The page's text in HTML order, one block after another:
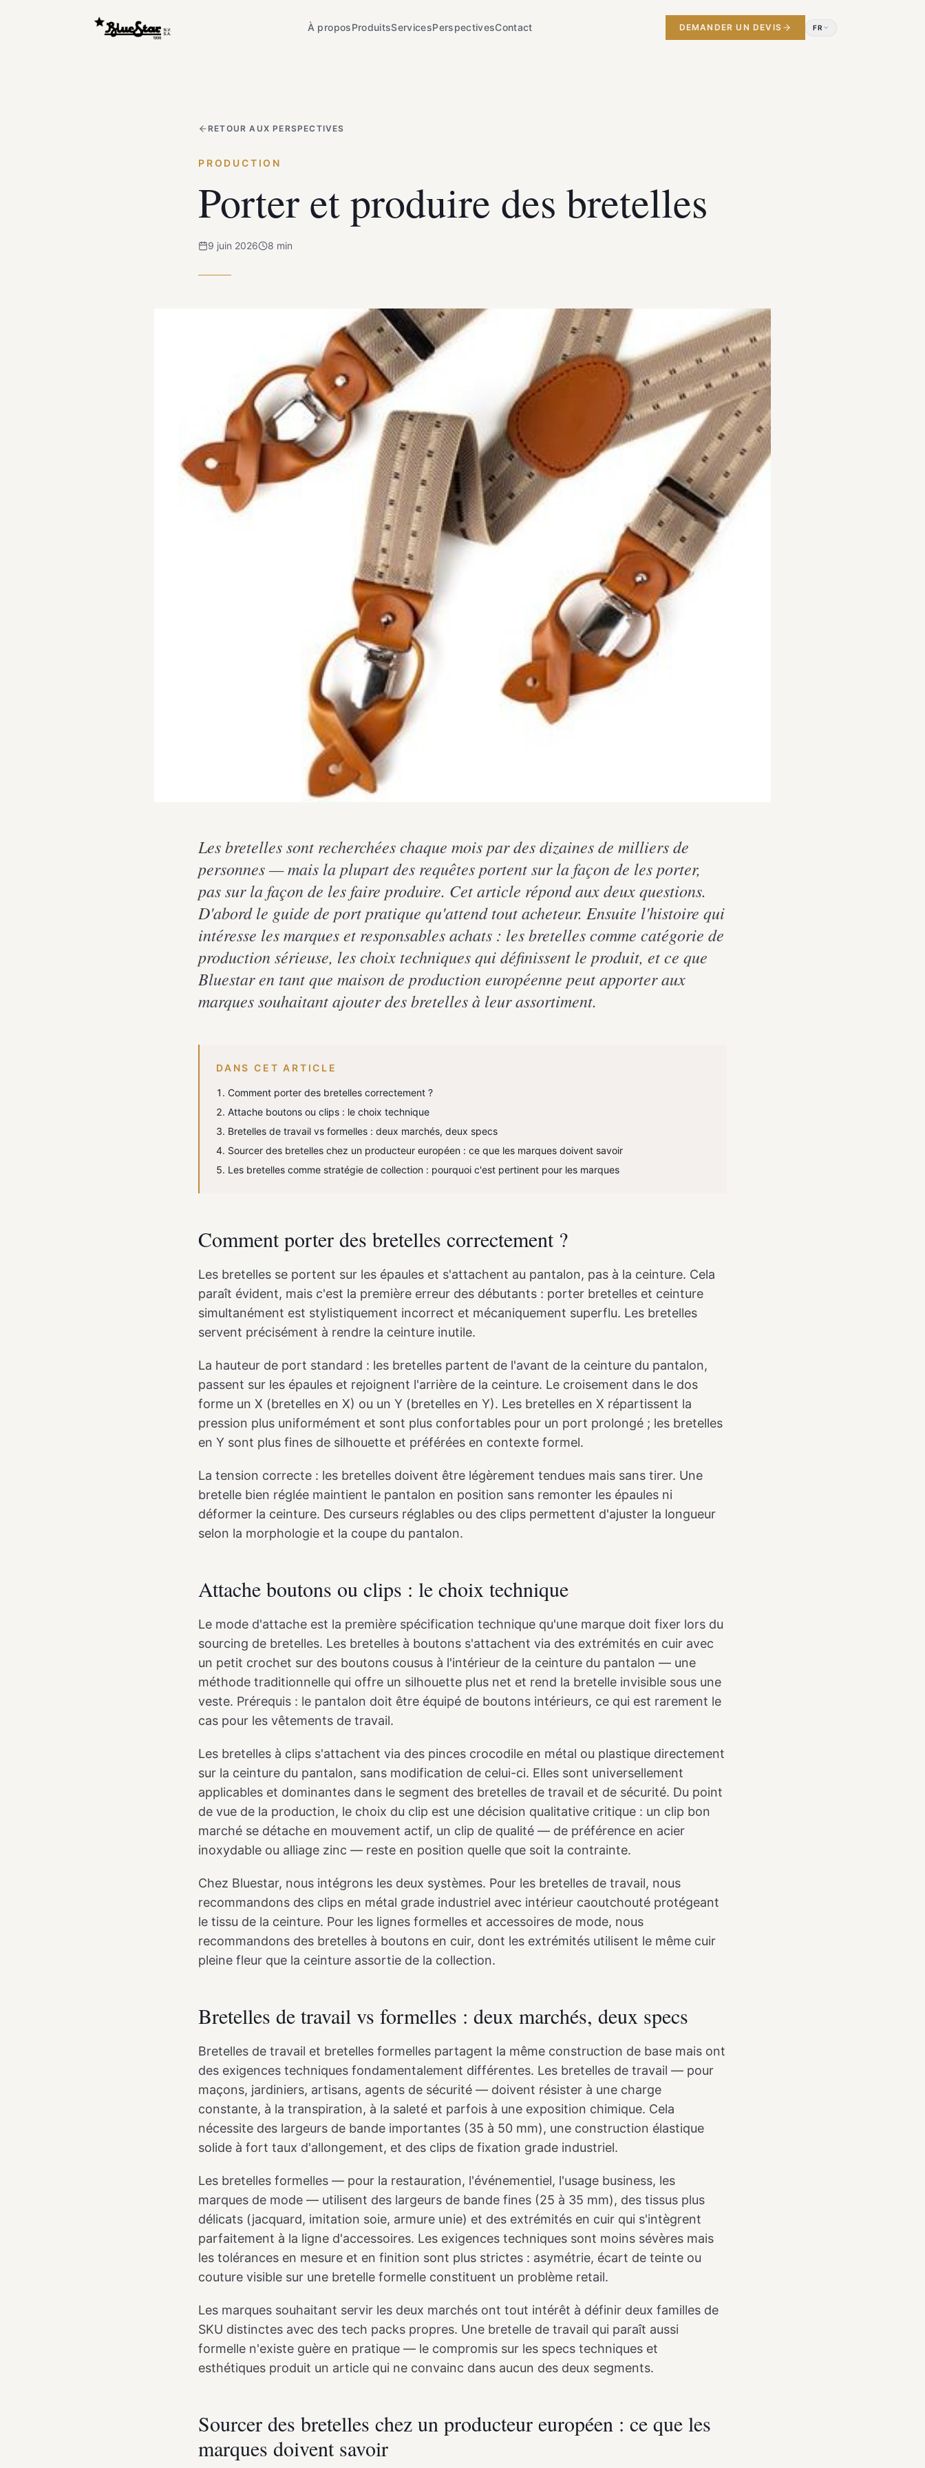
À proposProduitsServicesPerspectivesContact DEMANDER UN DEVIS FR
RETOUR AUX PERSPECTIVES
PRODUCTION
Porter et produire des bretelles
9 juin 2026 8 min
Les bretelles sont recherchées chaque mois par des dizaines de milliers de
personnes — mais la plupart des requêtes portent sur la façon de les porter,
pas sur la façon de les faire produire. Cet article répond aux deux questions.
D'abord le guide de port pratique qu'attend tout acheteur. Ensuite l'histoire qui
intéresse les marques et responsables achats : les bretelles comme catégorie de
production sérieuse, les choix techniques qui définissent le produit, et ce que
Bluestar en tant que maison de production européenne peut apporter aux
marques souhaitant ajouter des bretelles à leur assortiment.
DANS CET ARTICLE
Comment porter des bretelles correctement ?
Attache boutons ou clips : le choix technique
Bretelles de travail vs formelles : deux marchés, deux specs
Sourcer des bretelles chez un producteur européen : ce que les marques doivent savoir
Les bretelles comme stratégie de collection : pourquoi c'est pertinent pour les marques
Comment porter des bretelles correctement ?
Les bretelles se portent sur les épaules et s'attachent au pantalon, pas à la ceinture. Cela
paraît évident, mais c'est la première erreur des débutants : porter bretelles et ceinture
simultanément est stylistiquement incorrect et mécaniquement superflu. Les bretelles
servent précisément à rendre la ceinture inutile.
La hauteur de port standard : les bretelles partent de l'avant de la ceinture du pantalon,
passent sur les épaules et rejoignent l'arrière de la ceinture. Le croisement dans le dos
forme un X (bretelles en X) ou un Y (bretelles en Y). Les bretelles en X répartissent la
pression plus uniformément et sont plus confortables pour un port prolongé ; les bretelles
en Y sont plus fines de silhouette et préférées en contexte formel.
La tension correcte : les bretelles doivent être légèrement tendues mais sans tirer. Une
bretelle bien réglée maintient le pantalon en position sans remonter les épaules ni
déformer la ceinture. Des curseurs réglables ou des clips permettent d'ajuster la longueur
selon la morphologie et la coupe du pantalon.
Attache boutons ou clips : le choix technique
Le mode d'attache est la première spécification technique qu'une marque doit fixer lors du
sourcing de bretelles. Les bretelles à boutons s'attachent via des extrémités en cuir avec
un petit crochet sur des boutons cousus à l'intérieur de la ceinture du pantalon — une
méthode traditionnelle qui offre un silhouette plus net et rend la bretelle invisible sous une
veste. Prérequis : le pantalon doit être équipé de boutons intérieurs, ce qui est rarement le
cas pour les vêtements de travail.
Les bretelles à clips s'attachent via des pinces crocodile en métal ou plastique directement
sur la ceinture du pantalon, sans modification de celui-ci. Elles sont universellement
applicables et dominantes dans le segment des bretelles de travail et de sécurité. Du point
de vue de la production, le choix du clip est une décision qualitative critique : un clip bon
marché se détache en mouvement actif, un clip de qualité — de préférence en acier
inoxydable ou alliage zinc — reste en position quelle que soit la contrainte.
Chez Bluestar, nous intégrons les deux systèmes. Pour les bretelles de travail, nous
recommandons des clips en métal grade industriel avec intérieur caoutchouté protégeant
le tissu de la ceinture. Pour les lignes formelles et accessoires de mode, nous
recommandons des bretelles à boutons en cuir, dont les extrémités utilisent le même cuir
pleine fleur que la ceinture assortie de la collection.
Bretelles de travail vs formelles : deux marchés, deux specs
Bretelles de travail et bretelles formelles partagent la même construction de base mais ont
des exigences techniques fondamentalement différentes. Les bretelles de travail — pour
maçons, jardiniers, artisans, agents de sécurité — doivent résister à une charge
constante, à la transpiration, à la saleté et parfois à une exposition chimique. Cela
nécessite des largeurs de bande importantes (35 à 50 mm), une construction élastique
solide à fort taux d'allongement, et des clips de fixation grade industriel.
Les bretelles formelles — pour la restauration, l'événementiel, l'usage business, les
marques de mode — utilisent des largeurs de bande fines (25 à 35 mm), des tissus plus
délicats (jacquard, imitation soie, armure unie) et des extrémités en cuir qui s'intègrent
parfaitement à la ligne d'accessoires. Les exigences techniques sont moins sévères mais
les tolérances en mesure et en finition sont plus strictes : asymétrie, écart de teinte ou
couture visible sur une bretelle formelle constituent un problème retail.
Les marques souhaitant servir les deux marchés ont tout intérêt à définir deux familles de
SKU distinctes avec des tech packs propres. Une bretelle de travail qui paraît aussi
formelle n'existe guère en pratique — le compromis sur les specs techniques et
esthétiques produit un article qui ne convainc dans aucun des deux segments.
Sourcer des bretelles chez un producteur européen : ce que les
marques doivent savoir